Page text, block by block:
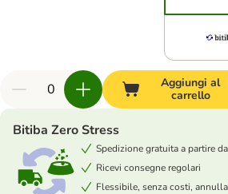
Aggiungi al
carrello
Bitiba Zero Stress
Spedizione gratuita a partire
Ricevi consegne regolari
Flessibile, senza costi,